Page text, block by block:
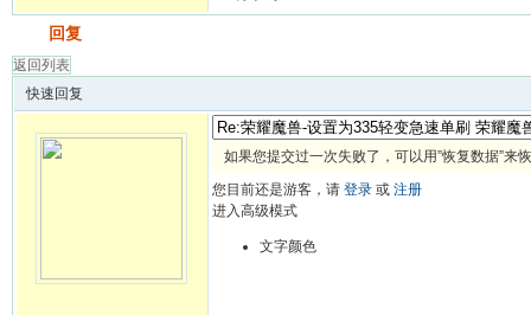
回复
返回列表
快速回复
如果您提交过一次失败了，可以用”恢复数据”来
您目前还是游客，请 登录 或 注册
进入高级模式
文字颜色